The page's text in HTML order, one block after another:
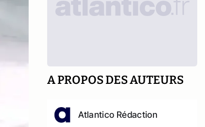
A PROPOS DES AUTEURS
Atlantico Rédaction